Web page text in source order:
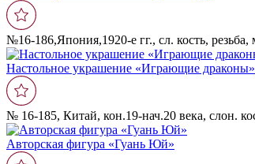
№16-186,Япония,1920-е гг., сл. кость,
Настольное украшение «Играющие драконы»
№ 16-185, Китай, кон.19-нач.20 века, слон.
Авторская фигура «Гуань Юй»